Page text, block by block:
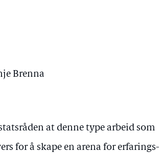
Brenna
at denne type arbeid som
for å skape en arena for erfarings-